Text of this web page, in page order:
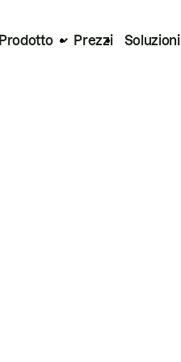
Prodotto Prezzi Soluzioni